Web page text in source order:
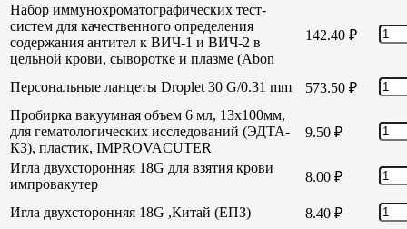
Набор иммунохроматографических тест-
систем для качественного определения
содержания антител к ВИЧ-1 и ВИЧ-2 в
цельной крови, сыворотке и плазме (Abon
142.40 ₽
Персональные ланцеты Droplet 30 G/0.31 mm 573.50 ₽
Пробирка вакуумная объем 6 мл, 13х100мм,
для гематологических исследований (ЭДТА-
КЗ), пластик, IMPROVACUTER
9.50 ₽
Игла двухсторонняя 18G для взятия крови
импровакутер
8.00 ₽
Игла двухсторонняя 18G ,Китай (ЕПЗ) 8.40 ₽